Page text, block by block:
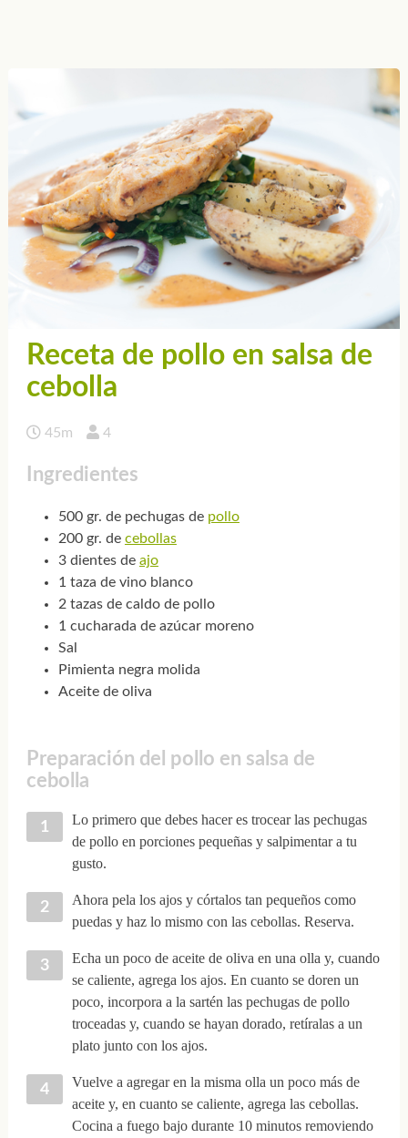
Receta de pollo en salsa de
cebolla
45m 4
Ingredientes
500 gr. de pechugas de pollo
200 gr. de cebollas
3 dientes de ajo
1 taza de vino blanco
2 tazas de caldo de pollo
1 cucharada de azúcar moreno
Sal
Pimienta negra molida
Aceite de oliva
Preparación del pollo en salsa de
cebolla
Lo primero que debes hacer es trocear las pechugas
de pollo en porciones pequeñas y salpimentar a tu
gusto.
Ahora pela los ajos y córtalos tan pequeños como
puedas y haz lo mismo con las cebollas. Reserva.
Echa un poco de aceite de oliva en una olla y, cuando
se caliente, agrega los ajos. En cuanto se doren un
poco, incorpora a la sartén las pechugas de pollo
troceadas y, cuando se hayan dorado, retíralas a un
plato junto con los ajos.
Vuelve a agregar en la misma olla un poco más de
aceite y, en cuanto se caliente, agrega las cebollas.
Cocina a fuego bajo durante 10 minutos removiendo